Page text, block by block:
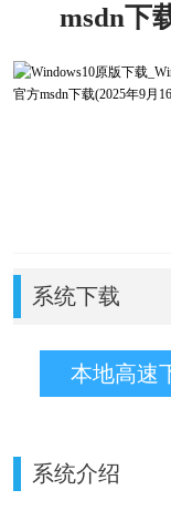
msdn下
系统下载
本地高速
系统介绍